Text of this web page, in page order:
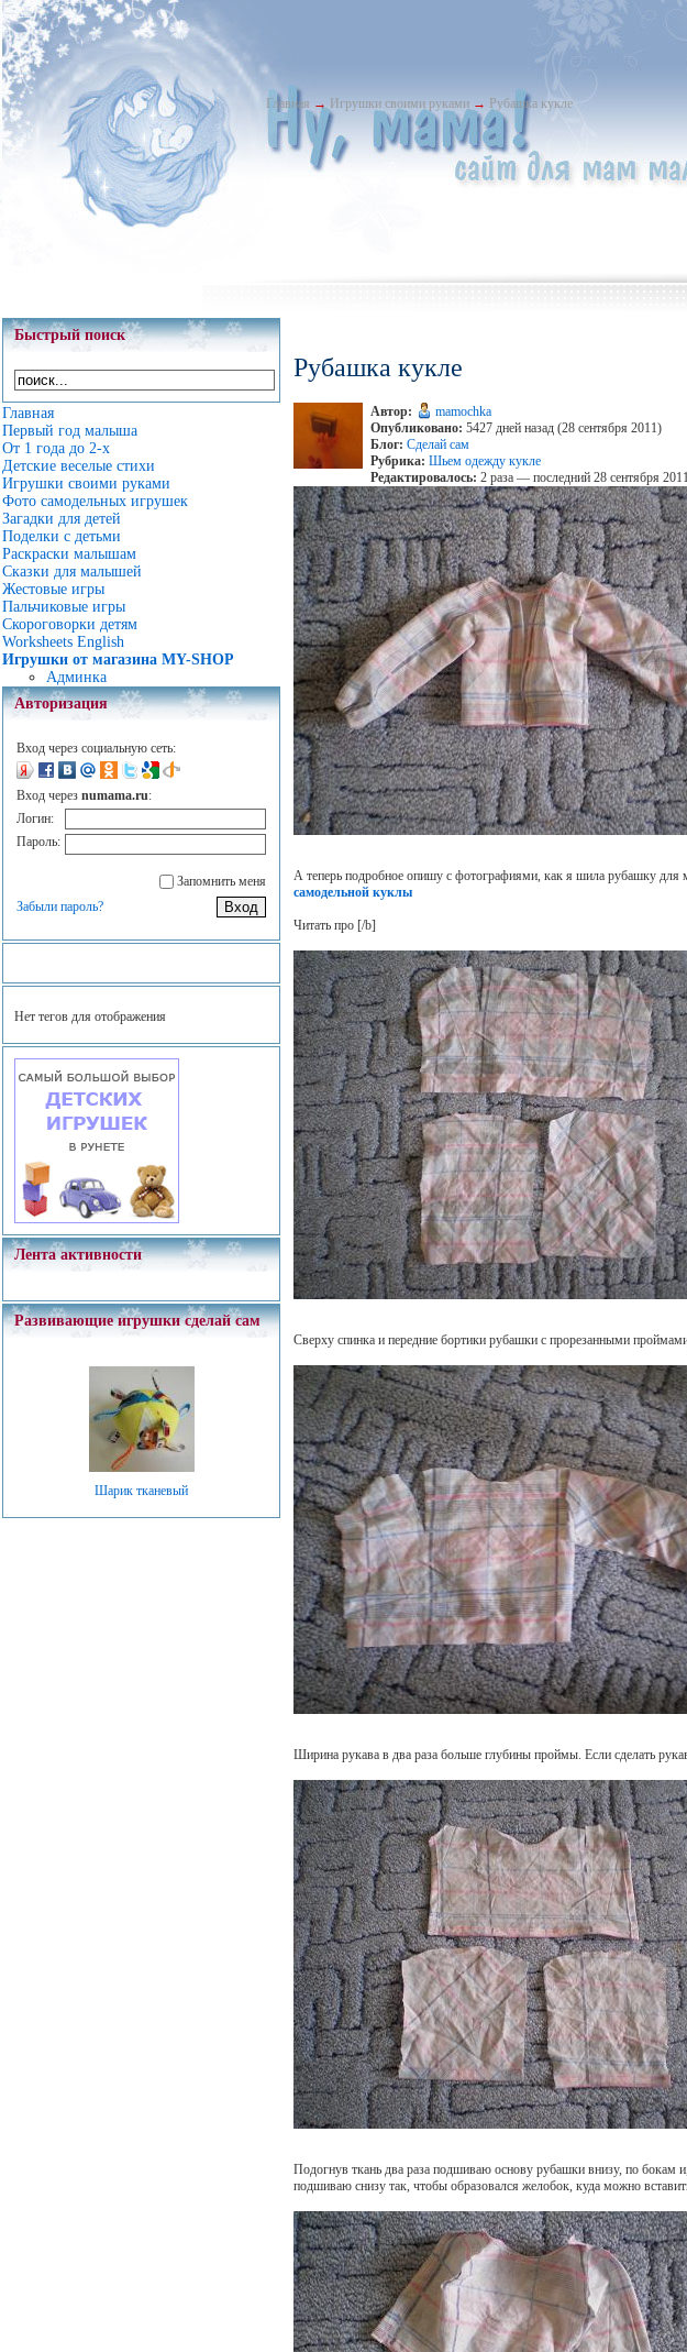
Главная → Игрушки своими руками → Рубашка кукле
Быстрый поиск
Главная
Первый год малыша
От 1 года до 2-х
Детские веселые стихи
Игрушки своими руками
Фото самодельных игрушек
Загадки для детей
Поделки с детьми
Раскраски малышам
Сказки для малышей
Жестовые игры
Пальчиковые игры
Скороговорки детям
Worksheets English
Игрушки от магазина MY-SHOP
Админка
Авторизация
Вход через социальную сеть:
Вход через numama.ru:
Логин:
Пароль:
Запомнить меня
Забыли пароль?
Нет тегов для отображения
Лента активности
Развивающие игрушки сделай сам
Шарик тканевый
Рубашка кукле
Автор:
mamochka
Опубликовано: 5427 дней назад (28 сентября 2011)
Блог: Сделай сам
Рубрика: Шьем одежду кукле
Редактировалось: 2 раза — последний 28 сентября 2011
А теперь подробное опишу с фотографиями, как я шила рубашку для
самодельной куклы
Читать про [/b]
Сверху спинка и передние бортики рубашки с прорезанными
Ширина рукава в два раза больше глубины проймы. Если сделать
Подогнув ткань два раза подшиваю основу рубашки внизу, по бокам
подшиваю снизу так, чтобы образовался желобок, куда можно